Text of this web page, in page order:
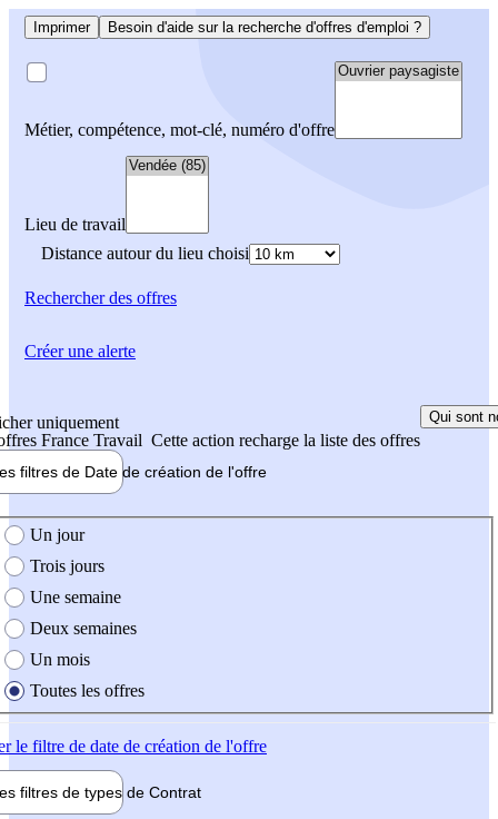
Imprimer Besoin d'aide sur la recherche d'offres d'emploi ?
Métier, compétence, mot-clé, numéro d'offre
Lieu de travail
Distance autour du lieu choisi
Rechercherdes offres
uniquement
France Travail Cette action recharge la liste des offres
Qui sont
filtres de Date de création de l'offre
création de l'offre
Un jour
Trois jours
Une semaine
Deux semaines
Un mois
Toutes les offres
le filtre de date de création de l'offre
filtres de types de Contrat
Créer une alerte